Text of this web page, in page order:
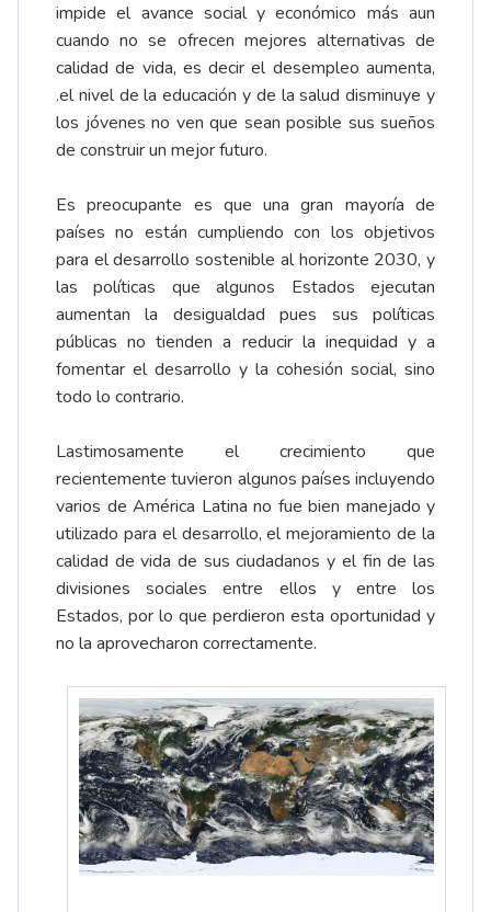
impide el avance social y económico más aun
cuando no se ofrecen mejores alternativas de
calidad de vida, es decir el desempleo aumenta,
.el nivel de la educación y de la salud disminuye y
los jóvenes no ven que sean posible sus sueños
de construir un mejor futuro.
Es preocupante es que una gran mayoría de
países no están cumpliendo con los objetivos
para el desarrollo sostenible al horizonte 2030, y
las políticas que algunos Estados ejecutan
aumentan la desigualdad pues sus políticas
públicas no tienden a reducir la inequidad y a
fomentar el desarrollo y la cohesión social, sino
todo lo contrario.
Lastimosamente el crecimiento que
recientemente tuvieron algunos países incluyendo
varios de América Latina no fue bien manejado y
utilizado para el desarrollo, el mejoramiento de la
calidad de vida de sus ciudadanos y el fin de las
divisiones sociales entre ellos y entre los
Estados, por lo que perdieron esta oportunidad y
no la aprovecharon correctamente.